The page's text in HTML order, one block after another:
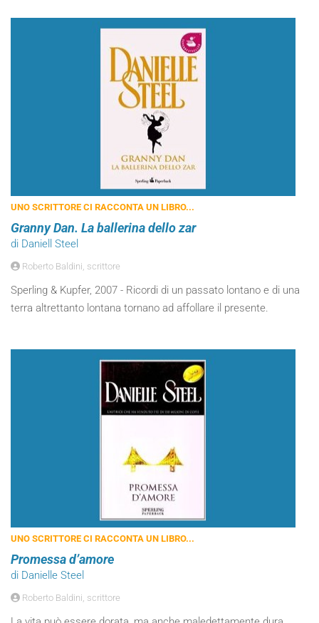
UNO SCRITTORE CI RACCONTA UN LIBRO...
Granny Dan. La ballerina dello zar
di Daniell Steel
Roberto Baldini, scrittore
Sperling & Kupfer, 2007 - Ricordi di un passato lontano e di una
terra altrettanto lontana tornano ad affollare il presente.
UNO SCRITTORE CI RACCONTA UN LIBRO...
Promessa d’amore
di Danielle Steel
Roberto Baldini, scrittore